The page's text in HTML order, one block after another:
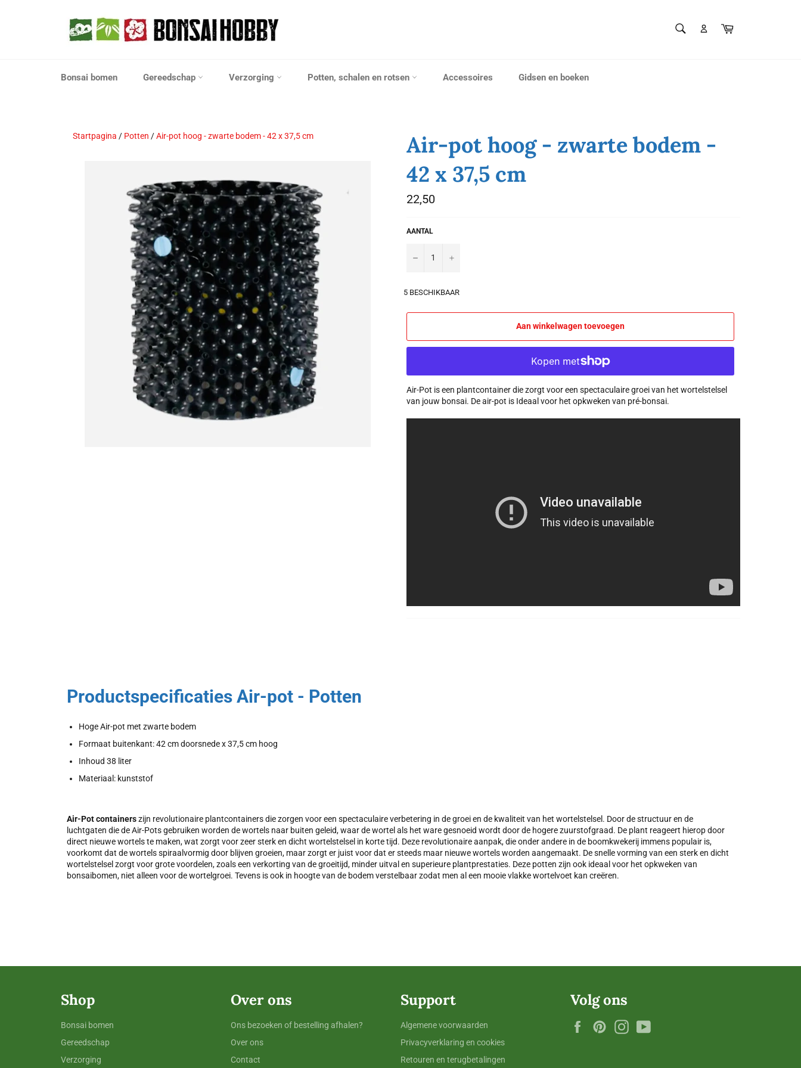
Winkelwagen
Bonsai bomen Gereedschap Verzorging Potten, schalen en rotsen Accessoires Gidsen en boeken
Startpagina / Potten /Air-pot hoog - zwarte bodem - 42 x 37,5 cm
Air-pot hoog - zwarte bodem -
42 x 37,5 cm
Normale
prijs
22,50
AANTAL
− +
5 BESCHIKBAAR
Aan winkelwagen toevoegen
Air-Pot is een plantcontainer die zorgt voor een spectaculaire groei van het wortelstelsel
van jouw bonsai. De air-pot is Ideaal voor het opkweken van pré-bonsai.
Productspecificaties Air-pot - Potten
Hoge Air-pot met zwarte bodem
Formaat buitenkant: 42 cm doorsnede x 37,5 cm hoog
Inhoud 38 liter
Materiaal: kunststof
Air-Pot containerszijn revolutionaire plantcontainers die zorgen voor een spectaculaire verbetering in de groei en de kwaliteit van het wortelstelsel. Door de structuur en de
luchtgaten die de Air-Pots gebruiken worden de wortels naar buiten geleid, waar de wortel als het ware gesnoeid wordt door de hogere zuurstofgraad. De plant reageert hierop door
direct nieuwe wortels te maken, wat zorgt voor zeer sterk en dicht wortelstelsel in korte tijd. Deze revolutionaire aanpak, die onder andere in de boomkwekerij immens populair is,
voorkomt dat de wortels spiraalvormig door blijven groeien, maar zorgt er juist voor dat er steeds maar nieuwe wortels worden aangemaakt. De snelle vorming van een sterk en dicht
wortelstelsel zorgt voor grote voordelen, zoals een verkorting van de groeitijd, minder uitval en superieure plantprestaties. Deze potten zijn ook ideaal voor het opkweken van
bonsaibomen, niet alleen voor de wortelgroei. Tevens is ook in hoogte van de bodem verstelbaar zodat men al een mooie vlakke wortelvoet kan creëren.
Shop
Bonsai bomen
Gereedschap
Verzorging
Over ons
Ons bezoeken of bestelling afhalen?
Over ons
Contact
Support
Algemene voorwaarden
Privacyverklaring en cookies
Retouren en terugbetalingen
Volg ons
FacebookPinterestInstagram